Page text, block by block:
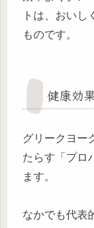
トは、おい
ものです。
健康効
グリークヨー
たらす「プロ
ます。
なかでも代表